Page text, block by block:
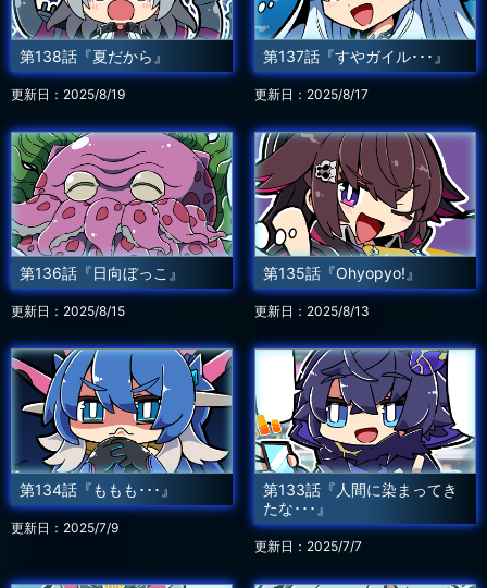
第138話『夏だから』
更新日：2025/8/19
第137話『すやガイル･･･』
更新日：2025/8/17
第136話『日向ぼっこ』
更新日：2025/8/15
第135話『Ohyopyo!』
更新日：2025/8/13
第134話『ももも･･･』
更新日：2025/7/9
第133話『人間に染まってき
たな･･･』
更新日：2025/7/7